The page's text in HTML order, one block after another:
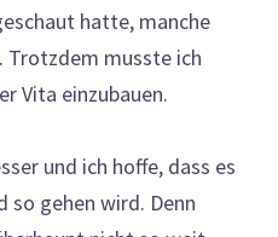
hatte, manche
Trotzdem musste ich
Vita einzubauen.
und ich hoffe, dass es
so gehen wird. Denn